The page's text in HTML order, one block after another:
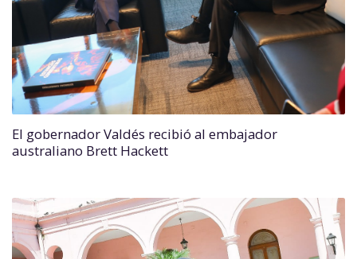
El gobernador Valdés recibió al embajador
australiano Brett Hackett